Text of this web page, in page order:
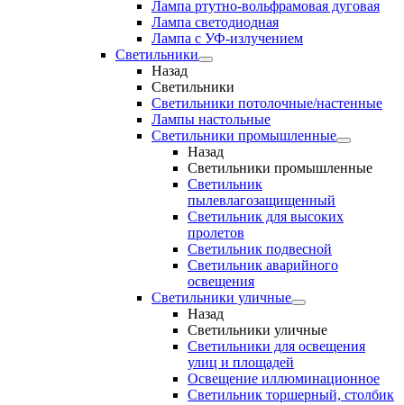
Лампа ртутно-вольфрамовая дуговая
Лампа светодиодная
Лампа с УФ-излучением
Светильники
Назад
Светильники
Светильники потолочные/настенные
Лампы настольные
Светильники промышленные
Назад
Светильники промышленные
Светильник
пылевлагозащищенный
Светильник для высоких
пролетов
Светильник подвесной
Светильник аварийного
освещения
Светильники уличные
Назад
Светильники уличные
Светильники для освещения
улиц и площадей
Освещение иллюминационное
Светильник торшерный, столбик